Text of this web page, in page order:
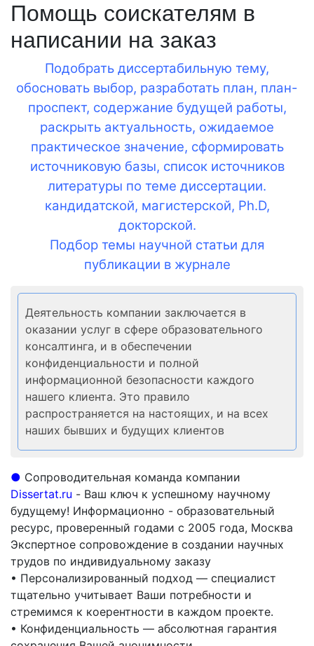
Помощь соискателям в
написании на заказ
Подобрать диссертабильную тему,
обосновать выбор, разработать план, план-
проспект, содержание будущей работы,
раскрыть актуальность, ожидаемое
практическое значение, сформировать
источниковую базы, список источников
литературы по теме диссертации.
кандидатской, магистерской, Ph.D,
докторской.
Подбор темы научной статьи для
публикации в журнале
Деятельность компании заключается в
оказании услуг в сфере образовательного
консалтинга, и в обеспечении
конфиденциальности и полной
информационной безопасности каждого
нашего клиента. Это правило
распространяется на настоящих, и на всех
наших бывших и будущих клиентов
● Сопроводительная команда компании
Dissertat.ru - Ваш ключ к успешному научному
будущему! Информационно - образовательный
ресурс, проверенный годами с 2005 года, Москва
Экспертное сопровождение в создании научных
трудов по индивидуальному заказу
• Персонализированный подход — специалист
тщательно учитывает Ваши потребности и
стремимся к коерентности в каждом проекте.
• Конфиденциальность — абсолютная гарантия